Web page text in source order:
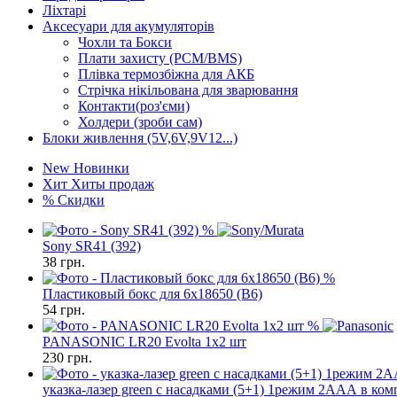
Ліхтарі
Аксесуари для акумуляторів
Чохли та Бокси
Плати захисту (PCM/BMS)
Плівка термозбіжна для АКБ
Стрічка нікільована для зварювання
Контакти(роз'єми)
Холдери (зроби сам)
Блоки живлення (5V,6V,9V12...)
New Новинки
Хит Хиты продаж
% Скидки
%
Sony SR41 (392)
38 грн.
%
Пластиковый бокс для 6x18650 (B6)
54 грн.
%
PANASONIC LR20 Evolta 1x2 шт
230 грн.
указка-лазер green с насадками (5+1) 1режим 2ААА в